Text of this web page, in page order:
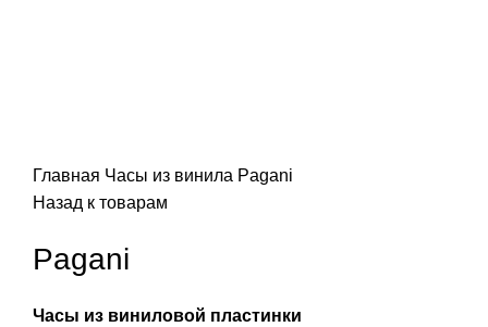
Главная Часы из винила Pagani
Назад к товарам
Pagani
Часы из виниловой пластинки